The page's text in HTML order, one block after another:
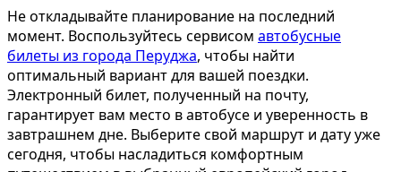
Не откладывайте планирование на последний
момент. Воспользуйтесь сервисом автобусные
билеты из города Перуджа, чтобы найти
оптимальный вариант для вашей поездки.
Электронный билет, полученный на почту,
гарантирует вам место в автобусе и уверенность в
завтрашнем дне. Выберите свой маршрут и дату уже
сегодня, чтобы насладиться комфортным